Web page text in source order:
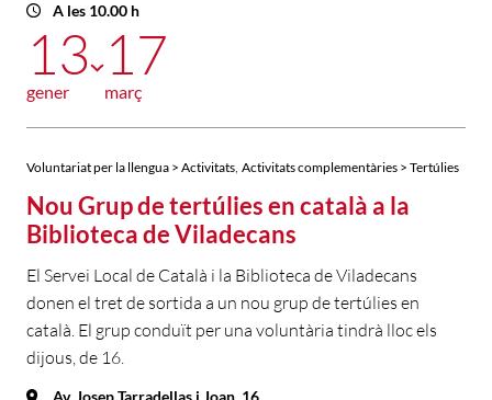
A les 10.00 h
13
gener
17
març
Voluntariat per la llengua > Activitats Activitats complementàries > Tertúlies
Nou Grup de tertúlies en català a la
Biblioteca de Viladecans
El Servei Local de Català i la Biblioteca de Viladecans
donen el tret de sortida a un nou grup de tertúlies en
català. El grup conduït per una voluntària tindrà lloc els
dijous, de 16.